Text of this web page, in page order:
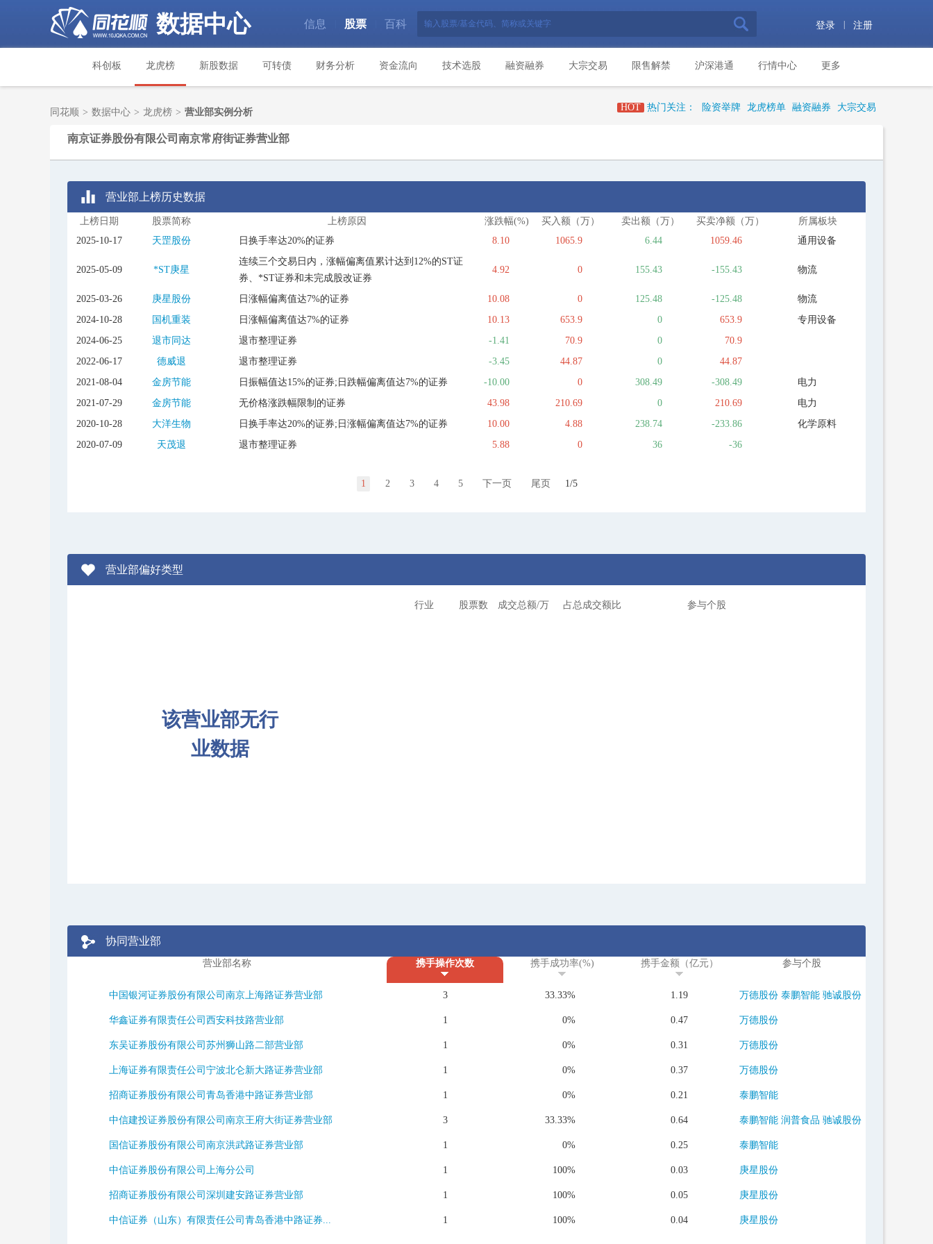
数据中心 信息 股票 百科 登录 注册
科创板 龙虎榜 新股数据 可转债 财务分析 资金流向 技术选股 融资融券 大宗交易 限售解禁 沪深港通 行情中心 更多
同花顺 > 数据中心 > 龙虎榜 > 营业部实例分析 HOT 热门关注： 险资举牌 龙虎榜单 融资融券 大宗交易
南京证券股份有限公司南京常府街证券营业部
营业部上榜历史数据
上榜日期 股票简称 上榜原因 涨跌幅(%) 买入额（万） 卖出额（万） 买卖净额（万）
所属板块
2025-10-17
天罡股份 日换手率达20%的证券 8.10 1065.9 6.44 1059.46 通用设备
2025-05-09 *ST庚星
连续三个交易日内，涨幅偏离值累计达到12%的ST证
券、*ST证券和未完成股改证券
4.92 0 155.43 -155.43 物流
2025-03-26 庚星股份 日涨幅偏离值达7%的证券 10.08 0 125.48 -125.48
物流
2024-10-28
国机重装 日涨幅偏离值达7%的证券 10.13 653.9 0 653.9
专用设备
2024-06-25
退市同达 退市整理证券 -1.41 70.9 0
70.9
2022-06-17
德威退 退市整理证券 -3.45 44.87 0
44.87
2021-08-04
金房节能 日振幅值达15%的证券;日跌幅偏离值达7%的证券 -10.00 0 308.49 -308.49
电力
2021-07-29
金房节能 无价格涨跌幅限制的证券 43.98 210.69 0 210.69
电力
2020-10-28
大洋生物 日换手率达20%的证券;日涨幅偏离值达7%的证券 10.00 4.88 238.74 -233.86
化学原料
2020-07-09
天茂退 退市整理证券 5.88 0 36 -36
1 2 3 4 5 下一页 尾页 1/5
营业部偏好类型
该营业部无行
业数据
行业 股票数 成交总额/万 占总成交额比 参与个股
协同营业部
营业部名称 携手操作次数 携手成功率(%) 携手金额（亿元） 参与个股
中国银河证券股份有限公司南京上海路证券营业部 3 33.33% 1.19 万德股份 泰鹏智能 驰诚股份
华鑫证券有限责任公司西安科技路营业部 1 0% 0.47 万德股份
东吴证券股份有限公司苏州狮山路二部营业部 1 0% 0.31 万德股份
上海证券有限责任公司宁波北仑新大路证券营业部 1 0% 0.37 万德股份
招商证券股份有限公司青岛香港中路证券营业部 1 0% 0.21 泰鹏智能
中信建投证券股份有限公司南京王府大街证券营业部 3 33.33% 0.64 泰鹏智能 润普食品 驰诚股份
国信证券股份有限公司南京洪武路证券营业部 1 0% 0.25 泰鹏智能
中信证券股份有限公司上海分公司 1 100% 0.03 庚星股份
招商证券股份有限公司深圳建安路证券营业部 1 100% 0.05 庚星股份
中信证券（山东）有限责任公司青岛香港中路证券... 1 100% 0.04 庚星股份